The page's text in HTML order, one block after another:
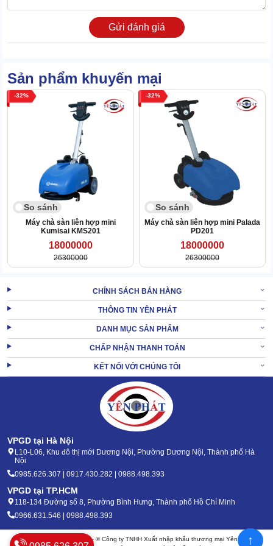
cực tốt. Giúp máy vận hành mang tính kế thừa, liên tục.
Không bị cản trở, hay gián đoạn bởi khâu cấp hóa chất hay xả
thải.
Máy chà sàn liên hợp IPC CT71 BT60
2. Hướng dẫn sử dụng Máy chà sàn IPC CT55
C50 đúng cách
Khi sử dụng máy chà sàn IPC CT55 C50, cần ghi nhớ những điều
Vận hành máy theo quy trình chuẩn: Check kỹ trước khi kết
nối điện, kích hoạt công năng chà và hút. Sau đó, ngắt công
dọn sạch. Cuối cùng rút phích cắm, tháo gỡ phụ kiện để vệ
sinh.
Sử dụng thiết bị với công suất, tần suất đúng theo hướng
dẫn của bên cung ứng. Không nên để máy quá tải. vì nếu
Sử dụng hóa chất đểmáy đánh sàn IPC đảm bảo độ tương
Gửi đánh giá
Sản phẩm khuyến mại
32
So sánh
Máy chà sàn liên hợp mini
Kumisai KMS201
18000000
26300000
32
So sánh
Máy chà sàn liên hợp mini Palada
PD201
18000000
26300000
CHÍNH SÁCH BÁN HÀNG
THÔNG TIN YÊN PHÁT
DANH MỤC SẢN PHẨM
CHẤP NHẬN THANH TOÁN
KẾT NỐI VỚI CHÚNG TÔI
VPGD tại Hà Nội
L10-L06, Khu đô thị mới Dương Nội, Phường Dương Nội, Thành phố Hà
Nội
0985.626.307 | 0917.430.282 | 0988.498.393
VPGD tại TP.HCM
118-134 Đường số 8, Phường Bình Hưng, Thành phố Hồ Chí Minh
0966.631.546 | 0988.498.393
Bản quyền 2020 - 2026 – © Công ty TNHH Xuất nhập khẩu thương mại Yên Phát
↑